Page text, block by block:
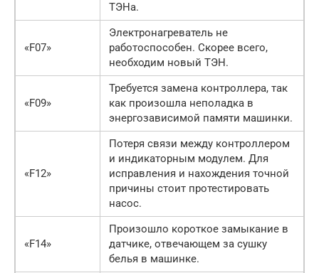
ТЭНа.
«F07»
Электронагреватель не
работоспособен. Скорее всего,
необходим новый ТЭН.
«F09»
Требуется замена контроллера, так
как произошла неполадка в
энергозависимой памяти машинки.
«F12»
Потеря связи между контроллером
и индикаторным модулем. Для
исправления и нахождения точной
причины стоит протестировать
насос.
«F14»
Произошло короткое замыкание в
датчике, отвечающем за сушку
белья в машинке.